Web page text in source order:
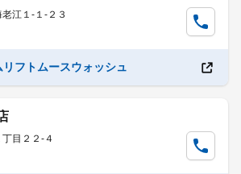
江１-１-２３
フトムースウォッシュ
目２２-４